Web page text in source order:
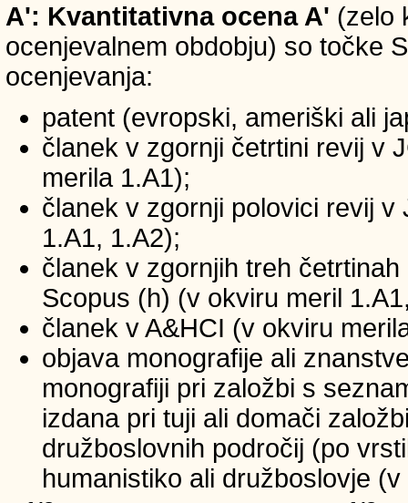
A': Kvantitativna ocena A' (zelo
ocenjevalnem obdobju) so točke
ocenjevanja:
patent (evropski, ameriški ali
članek v zgornji četrtini revij v
merila 1.A1);
članek v zgornji polovici revij
1.A1, 1.A2);
članek v zgornjih treh
Scopus (h) (v okviru meril
članek v A&HCI (v okviru
objava monografije ali
monografiji pri založbi s
izdana pri tuji ali domači
družboslovnih področij (po
humanistiko ali družboslovje